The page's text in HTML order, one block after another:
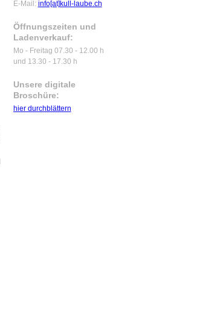
E-Mail: info[at]kull-laube.ch
Öffnungszeiten und
Ladenverkauf:
Mo - Freitag 07.30 - 12.00 h
und 13.30 - 17.30 h
Unsere digitale
Broschüre:
hier durchblättern